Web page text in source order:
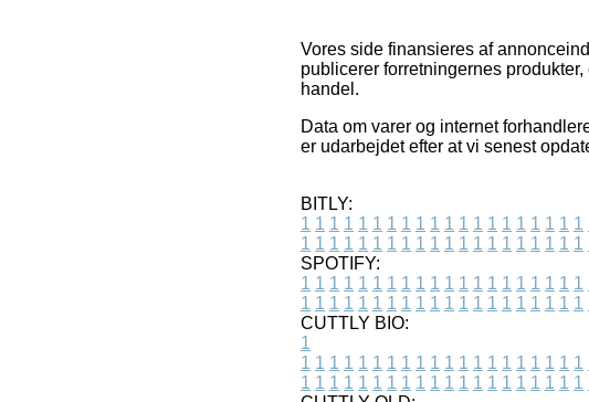
Vores side finansieres af
publicerer forretningernes
handel.
Data om varer og internet
er udarbejdet efter at vi senest
BITLY:
1 1 1 1 1 1 1 1 1 1 1 1 1 1 1 1 1 1 1 1
1 1 1 1 1 1 1 1 1 1 1 1 1 1 1 1 1 1 1 1
SPOTIFY:
1 1 1 1 1 1 1 1 1 1 1 1 1 1 1 1 1 1 1 1
1 1 1 1 1 1 1 1 1 1 1 1 1 1 1 1 1 1 1 1
CUTTLY BIO:
1
1 1 1 1 1 1 1 1 1 1 1 1 1 1 1 1 1 1 1 1
1 1 1 1 1 1 1 1 1 1 1 1 1 1 1 1 1 1 1 1